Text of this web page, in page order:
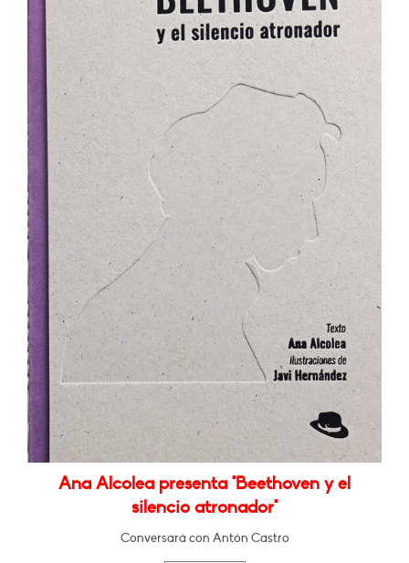
Ana Alcolea presenta "Beethoven y el
silencio atronador"
Conversará con Antón Castro